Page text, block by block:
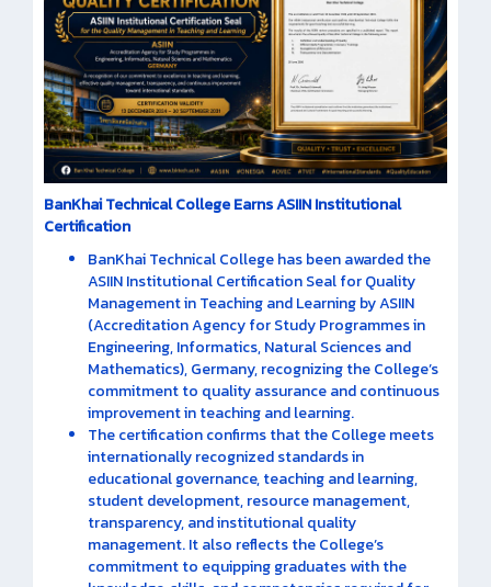
BanKhai Technical College Earns ASIIN Institutional
Certification
BanKhai Technical College has been awarded the
ASIIN Institutional Certification Seal for Quality
Management in Teaching and Learning by ASIIN
(Accreditation Agency for Study Programmes in
Engineering, Informatics, Natural Sciences and
Mathematics), Germany, recognizing the College’s
commitment to quality assurance and continuous
improvement in teaching and learning.
The certification confirms that the College meets
internationally recognized standards in
educational governance, teaching and learning,
student development, resource management,
transparency, and institutional quality
management. It also reflects the College’s
commitment to equipping graduates with the